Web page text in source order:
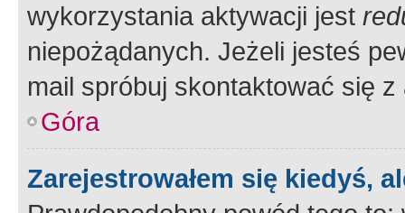
wykorzystania aktywacji jest
niepożądanych. Jeżeli jesteś
mail spróbuj skontaktować się
Góra
Zarejestrowałem się kiedyś,